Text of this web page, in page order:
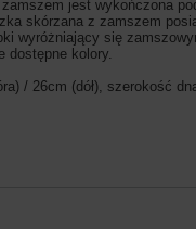
jest wykończona
skórzana z zamszem
wyróżniający się
dostępne kolory.
/ 26cm (dół), szerokość